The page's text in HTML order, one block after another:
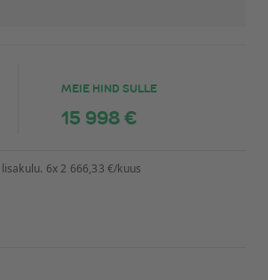
MEIE HIND SULLE
15 998 €
6x 2 666,33 €/kuus